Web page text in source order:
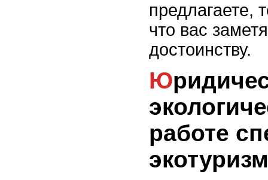
предлагаете,
что вас
достоинству.
Юридические и
работе